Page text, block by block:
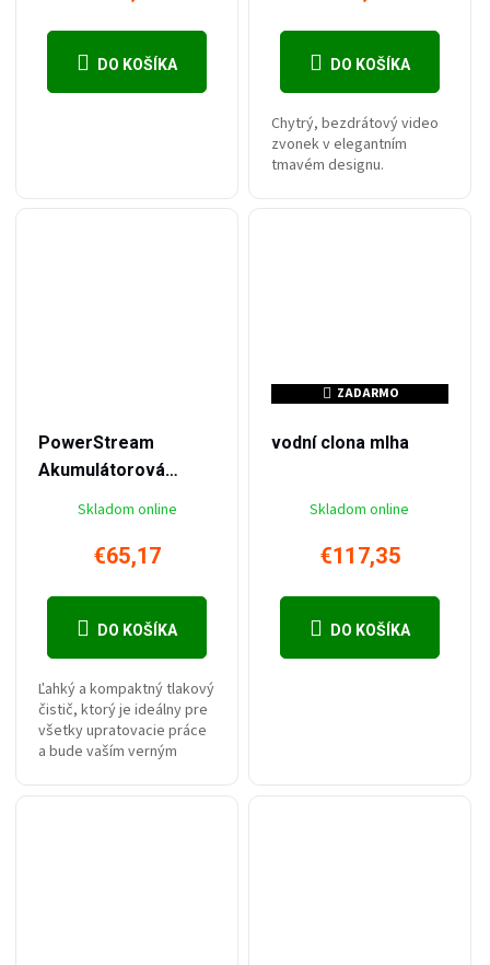
DO KOŠÍKA DO KOŠÍKA
Chytrý, bezdrátový video
zvonek v elegantním
tmavém designu.
PowerStream
Akumulátorová
motorem, 3 typy
filtrem, inteligentní
ochranou nabíjení a
2× Li-Ion bateriemi
36V ZDARMA
Skladom online
€65,17
DO KOŠÍKA
Ľahký a kompaktný tlakový
čistič, ktorý je ideálny pre
všetky upratovacie práce
a bude vaším verným
ZADARMO
ZADARMO
vodní clona mlha
Skladom online
€117,35
DO KOŠÍKA